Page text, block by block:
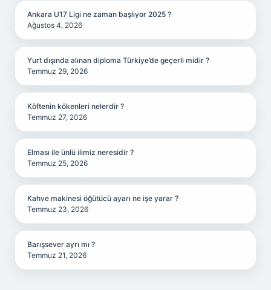
Ankara U17 Ligi ne zaman başlıyor 2025 ?
Ağustos 4, 2026
Yurt dışında alınan diploma Türkiye’de geçerli midir ?
Temmuz 29, 2026
Köftenin kökenleri nelerdir ?
Temmuz 27, 2026
Elması ile ünlü ilimiz neresidir ?
Temmuz 25, 2026
Kahve makinesi öğütücü ayarı ne işe yarar ?
Temmuz 23, 2026
Barışsever ayrı mı ?
Temmuz 21, 2026